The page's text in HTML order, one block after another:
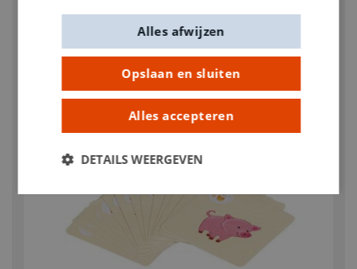
Opslaan en sluiten
Alles accepteren
Alles afwijzen
DETAILS WEERGEVEN